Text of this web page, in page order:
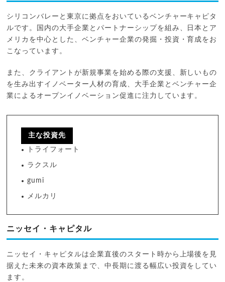
シリコンバレーと東京に拠点をおいているベンチャーキャピタ
ルです。国内の大手企業とパートナーシップを組み、日本とア
メリカを中心とした、ベンチャー企業の発掘・投資・育成をお
こなっています。
また、クライアントが新規事業を始める際の支援、新しいもの
を生み出すイノベーター人材の育成、大手企業とベンチャー企
業によるオープンイノベーション促進に注力しています。
主な投資先
トライフォート
ラクスル
gumi
メルカリ
ニッセイ・キャピタル
ニッセイ・キャピタルは企業直後のスタート時から上場後を見
据えた未来の資本政策まで、中長期に渡る幅広い投資をしてい
ます。